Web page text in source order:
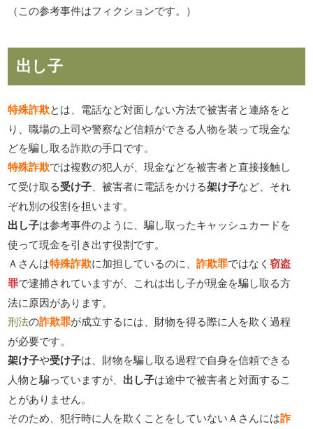
（この参考事件はフィクションです。）
出し子
特殊詐欺とは、電話など対面しない方法で被害者と連絡をと
り、職場の上司や警察など信頼ができる人物を装って現金な
どを騙し取る詐欺の手口です。
特殊詐欺では複数の犯人が、現金などを被害者と直接接触し
て受け取る受け子 、被害者に電話をかける架け子など、それ
ぞれ別の役割を担います。
出し子は参考事件のように、騙し取ったキャッシュカードを
使って現金を引き出す役割です。
Ａさんは特殊詐欺に加担しているのに、詐欺罪ではなく窃盗
罪で逮捕されていますが、これは出し子が現金を騙し取る方
法に原因があります。
刑法の詐欺罪が成立するには、財物を得る際に人を欺く過程
が必要です。
架け子や受け子は、財物を騙し取る過程で自身を信頼できる
人物と騙っていますが、 出し子は途中で被害者と対面するこ
とがありません。
そのため、犯行時に人を欺くことをしていないＡさんには詐